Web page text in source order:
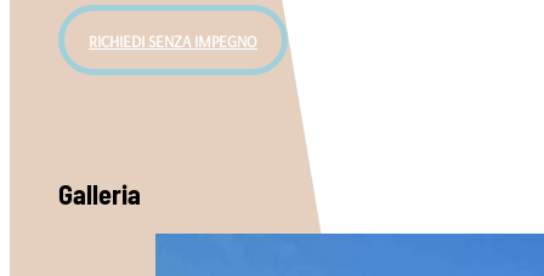
RICHIEDI SENZA IMPEGNO
Galleria